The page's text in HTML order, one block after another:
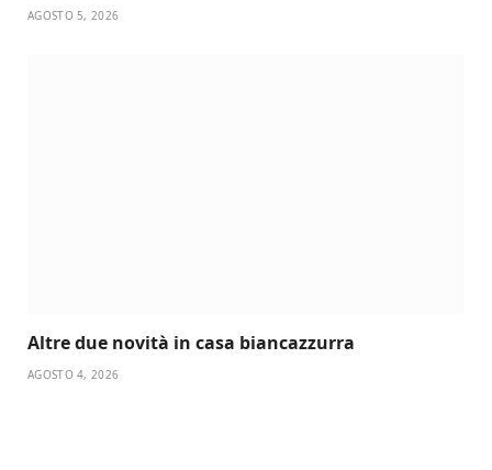
AGOSTO 5, 2026
Altre due novità in casa biancazzurra
AGOSTO 4, 2026